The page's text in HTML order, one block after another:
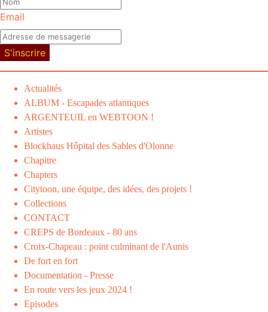
Email
S'inscrire
Actualités
ALBUM - Escapades atlantiques
ARGENTEUIL en WEBTOON !
Artistes
Blockhaus Hôpital des Sables d'Olonne
Chapitre
Chapters
Citytoon, une équipe, des idées, des projets !
Collections
CONTACT
CREPS de Bordeaux - 80 ans
Croix-Chapeau : point culminant de l'Aunis
De fort en fort
Documentation - Presse
En route vers les jeux 2024 !
Episodes